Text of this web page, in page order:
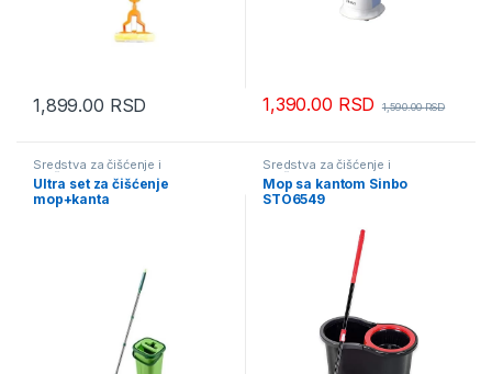
1,899.00 RSD 1,390.00 RSD 1,590.00RSD
Sredstva za čišćenje i
održavanje
Ultra set za čišćenje
mop+kanta
Sredstva za čišćenje i
održavanje
Mop sa kantom Sinbo
STO6549